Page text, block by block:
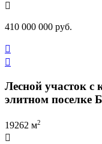

410 000 000 руб.


Лесной участок с
элитном поселке
19262 м2
